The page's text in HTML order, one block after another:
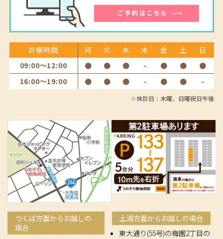
診療時間 月 火 水 木 金 土
日
09:00〜12:00
● ● ● - ● ●
●
16:00〜19:00
● ● ● - ● ● -
※休診日：木曜、日曜祝日午後
つくば方面からお越しの
場合
土浦方面からお越しの場合
東大通り(55号)の梅園2丁目の